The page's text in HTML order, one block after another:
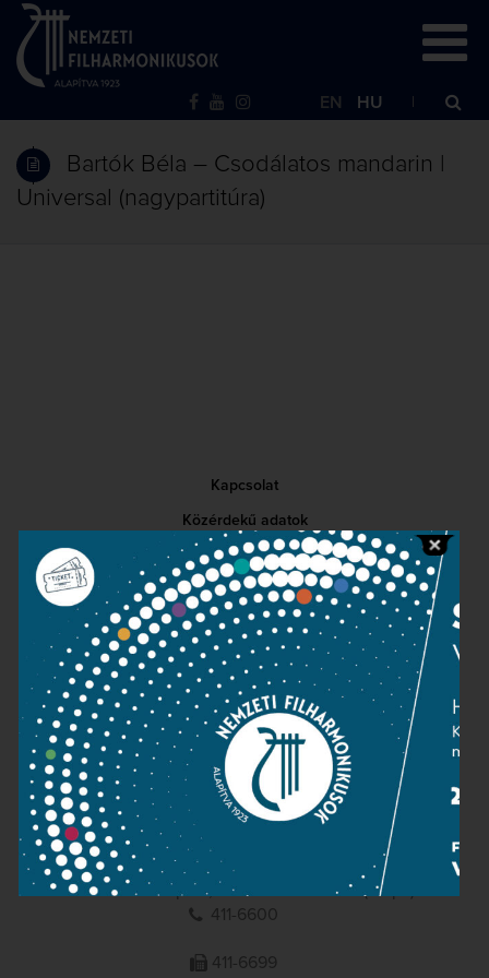
EN HU
Bartók Béla – Csodálatos mandarin |
Universal (nagypartitúra)
Kapcsolat
Közérdekű adatok
Sajtószoba
Adatvédelem
Impresszum
NEMZETI
FILHARMONIKUSOK
1095 Budapest, Komor Marcell u. 1. (Müpa)
411-6600
411-6699